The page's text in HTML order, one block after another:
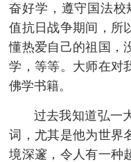
奋好学，遵守国法校
值抗日战争期间，所
懂热爱自己的祖国，
学，等等。大师在对
佛学书籍。
过去我知道弘一
词，尤其是他为世界
境深邃，令人有一种